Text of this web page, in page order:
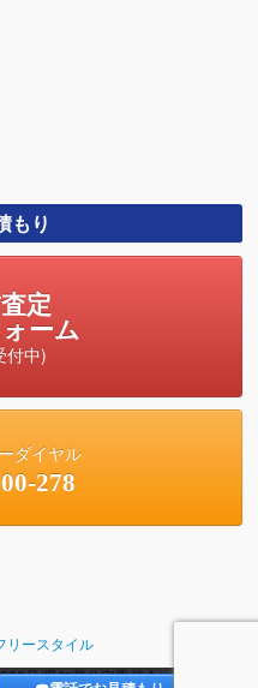
もり
定
ーム
付中)
ダイヤル
278
リースタイル
号/愛知県公安委員会）